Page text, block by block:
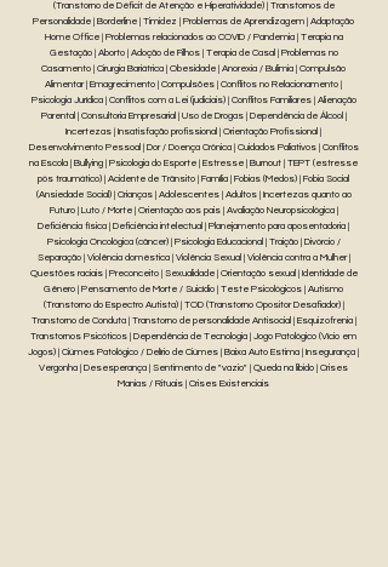
(Transtorno de Déficit de Atenção e Hiperatividade) | Transtornos de
Personalidade | Borderline | Timidez | Problemas de Aprendizagem | Adaptação
Home Office | Problemas relacionados ao COVID / Pandemia | Terapia na
Gestação | Aborto | Adoção de Filhos | Terapia de Casal | Problemas no
Casamento | Cirurgia Bariátrica | Obesidade | Anorexia / Bulimia | Compulsão
Alimentar | Emagrecimento | Compulsões | Conflitos no Relacionamento |
Psicologia Jurídica | Conflitos com a Lei (judiciais) | Conflitos Familiares | Alienação
Parental | Consultoria Empresarial | Uso de Drogas | Dependência de Álcool |
Incertezas | Insatisfação profissional | Orientação Profissional |
Desenvolvimento Pessoal | Dor / Doença Crônica | Cuidados Paliativos | Conflitos
na Escola | Bullying | Psicologia do Esporte | Estresse | Burnout | TEPT (estresse
pós traumático) | Acidente de Trânsito | Família | Fobias (Medos) | Fobia Social
(Ansiedade Social) | Crianças | Adolescentes | Adultos | Incertezas quanto ao
Futuro | Luto / Morte | Orientação aos pais | Avaliação Neuropsicológica |
Deficiência física | Deficiência intelectual | Planejamento para aposentadoria |
Psicologia Oncológica (câncer) | Psicologia Educacional | Traição | Divórcio /
Separação | Violência doméstica | Violência Sexual | Violência contra a Mulher |
Questões raciais | Preconceito | Sexualidade | Orientação sexual | Identidade de
Gênero | Pensamento de Morte / Suicídio | Teste Psicológicos | Autismo
(Transtorno do Espectro Autista) | TOD (Transtorno Opositor Desafiador) |
Transtorno de Conduta | Transtorno de personalidade Antisocial | Esquizofrenia |
Transtornos Psicóticos | Dependência de Tecnologia | Jogo Patológico (Vício em
Jogos) | Ciúmes Patológico / Delírio de Ciúmes | Baixa Auto Estima | Insegurança |
Vergonha | Desesperança | Sentimento de "vazio" | Queda na libido | Crises
Manias / Rituais | Crises Existenciais